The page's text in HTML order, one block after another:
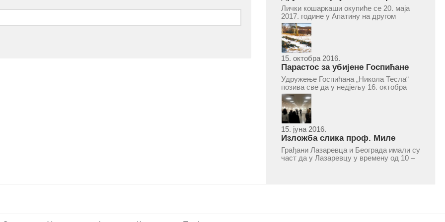
турнир „Милан Маљковић
Маљак“ у Апатину 20. маја 2017.
Лички кошаркаши окупиће се 20. маја
2017. године у Апатину на другом
меморијалном кошаркашком турниру
„Милан Маљковић Маљак“. Као и
прошле године, учествоваће екипе
Госпића, Личког Осика, Плашког, као и
комбинована екипа кошаркаша из...
15. октобра 2016.
Парастос за убијене Госпићане
Удружење Госпићана „Никола Тесла“
позива све да у недјељу 16. октобра
2016, с почетком у 10.30 часова дођу
у цркву Светог оца Николаја у Борчи
(Улица Вука Караџића 1), гдје ће бити
служен парастос за...
15. јуна 2016.
Изложба слика проф. Миле
Рајшића у Лазаревцу
Грађани Лазаревца и Београда имали су
част да у Лазаревцу у времену од 10 –